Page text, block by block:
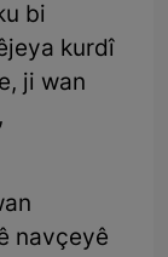
bi
kurdî
ji wan
navçeyê